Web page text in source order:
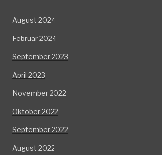
August 2024
Februar 2024
September 2023
April 2023
November 2022
Oktober 2022
September 2022
August 2022